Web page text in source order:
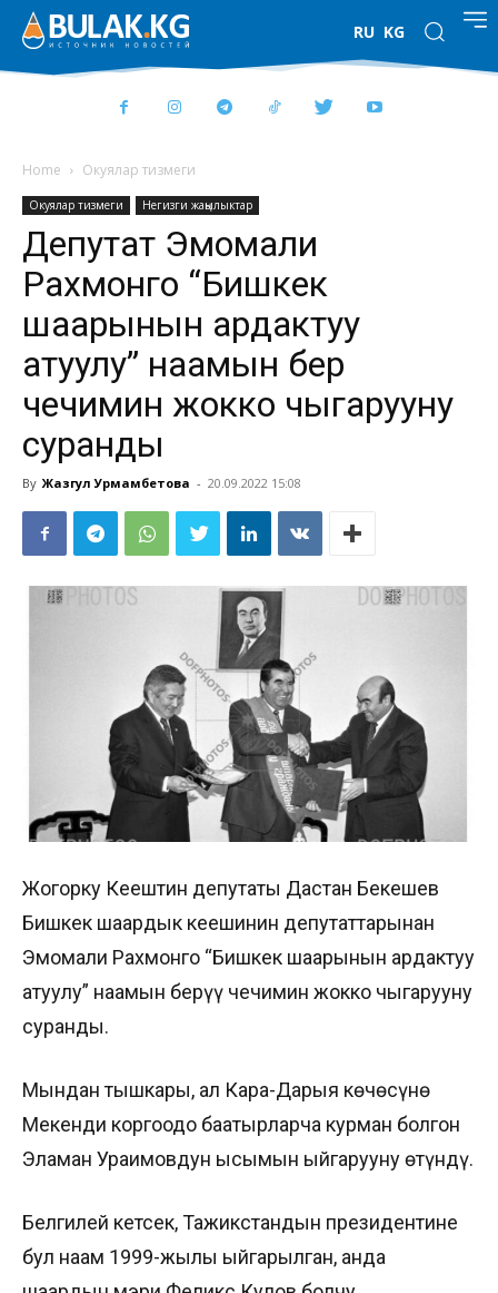
RU KG
Home Окуялар тизмеги
Окуялар тизмеги Негизги жаңылыктар
Депутат Эмомали
Рахмонго “Бишкек
шаарынын ардактуу
атуулу” наамын берүү
чечимин жокко чыгарууну
суранды
By Жазгул Урмамбетова - 20.09.2022 15:08
Жогорку Кеңештин депутаты Дастан Бекешев
Бишкек шаардык кеңешинин депутаттарынан
Эмомали Рахмонго “Бишкек шаарынын ардактуу
атуулу” наамын берүү чечимин жокко чыгарууну
суранды.
Мындан тышкары, ал Кара-Дарыя көчөсүнө
Мекенди коргоодо баатырларча курман болгон
Эламан Ураимовдун ысымын ыйгарууну өтүндү.
Белгилей кетсек, Тажикстандын президентине
бул наам 1999-жылы ыйгарылган, анда